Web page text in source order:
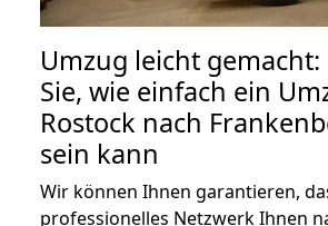
Umzug leicht
Sie, wie einfach ein
Rostock nach
sein kann
Wir können Ihnen garantieren,
professionelles Netzwerk Ihnen